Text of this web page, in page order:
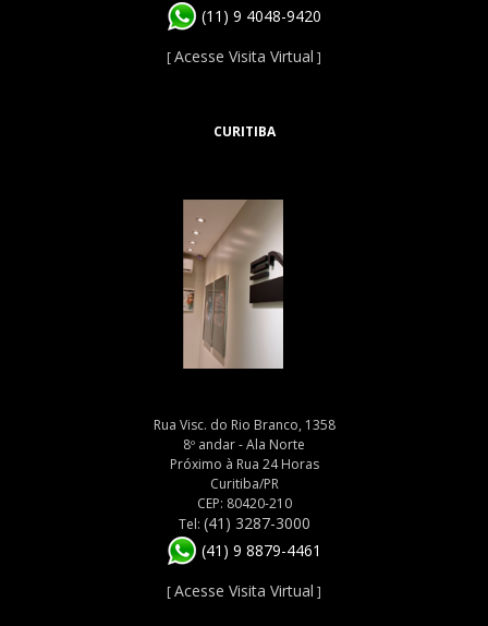
(11) 9 4048-9420
[Acesse Visita Virtual ]
CURITIBA
Rua Visc. do Rio Branco, 1358
8º andar - Ala Norte
Próximo à Rua 24 Horas
Curitiba/PR
CEP: 80420-210
Tel: (41) 3287-3000
(41) 9 8879-4461
[Acesse Visita Virtual ]